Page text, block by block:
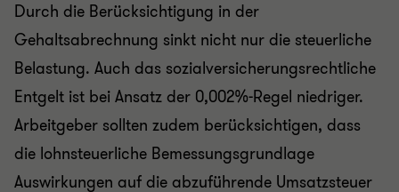
Durch die Berücksichtigung in der
Gehaltsabrechnung sinkt nicht nur die steuerliche
Belastung. Auch das sozialversicherungsrechtliche
Entgelt ist bei Ansatz der 0,002%-Regel niedriger.
Arbeitgeber sollten zudem berücksichtigen, dass
die lohnsteuerliche Bemessungsgrundlage
Auswirkungen auf die abzuführende Umsatzsteuer